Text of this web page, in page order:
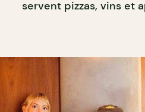
servent pizzas, vins et